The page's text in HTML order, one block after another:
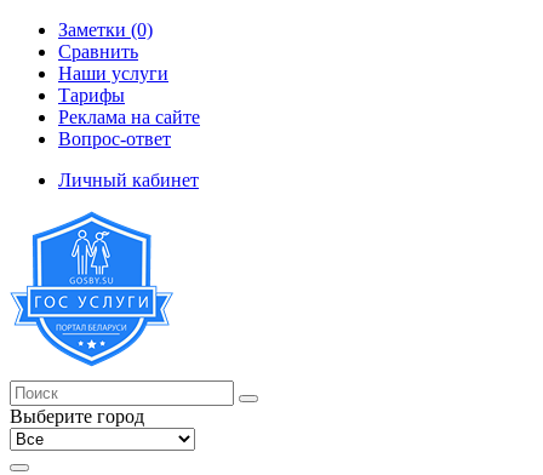
Заметки (0)
Сравнить
Наши услуги
Тарифы
Реклама на сайте
Вопрос-ответ
Личный кабинет
Выберите город